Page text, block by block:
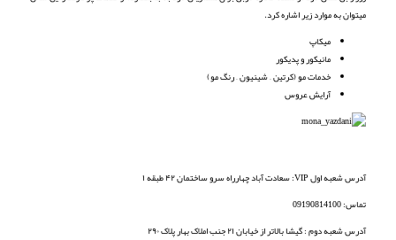
میتوان به موارد زیر اشاره کرد.
میکاپ
مانیکور و پدیکور
خدمات مو (کرتین – شینیون – رنگ مو)
آرایش عروس
آدرس شعبه اول VIP: سعادت آباد چهارراه سرو ساختمان ۴۲ طبقه ۱
تماس: 09190814100
آدرس شعبه دوم : گیشا بالاتر از خیابان ۲۱ جنب املاک بهار پلاک ۲۹۰